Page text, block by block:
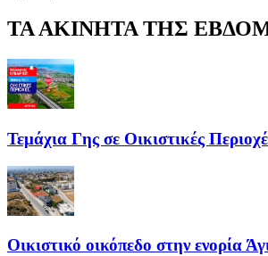
ΤΑ ΑΚΙΝΗΤΑ ΤΗΣ
Τεμάχια Γης σε Οικιστικές
Οικιστικό οικόπεδο στην ενορία